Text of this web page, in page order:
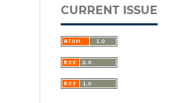
CURRENT ISSUE